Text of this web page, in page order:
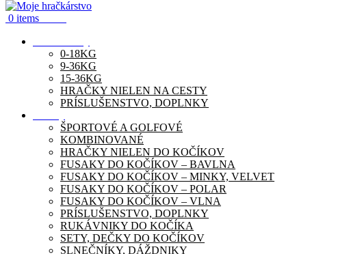
0 items
0-18KG
9-36KG
15-36KG
HRAČKY NIELEN NA CESTY
PRÍSLUŠENSTVO, DOPLNKY
ŠPORTOVÉ A GOLFOVÉ
KOMBINOVANÉ
HRAČKY NIELEN DO KOČÍKOV
FUSAKY DO KOČÍKOV – BAVLNA
FUSAKY DO KOČÍKOV – MINKY, VELVET
FUSAKY DO KOČÍKOV – POLAR
FUSAKY DO KOČÍKOV – VLNA
PRÍSLUŠENSTVO, DOPLNKY
RUKÁVNIKY DO KOČÍKA
SETY, DEČKY DO KOČÍKOV
SLNEČNÍKY, DÁŽDNIKY